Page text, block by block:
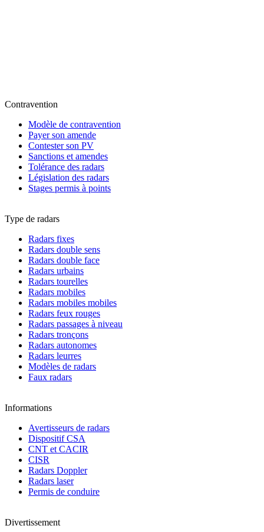
Contravention
Modèle de contravention
Payer son amende
Contester son PV
Sanctions et amendes
Tolérance des radars
Législation des radars
Stages permis à points
Type de radars
Radars fixes
Radars double sens
Radars double face
Radars urbains
Radars tourelles
Radars mobiles
Radars mobiles mobiles
Radars feux rouges
Radars passages à niveau
Radars tronçons
Radars autonomes
Radars leurres
Modèles de radars
Faux radars
Informations
Avertisseurs de radars
Dispositif CSA
CNT et CACIR
CISR
Radars Doppler
Radars laser
Permis de conduire
Divertissement